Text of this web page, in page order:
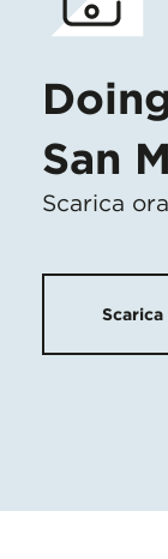
San
Scarica
Scarica